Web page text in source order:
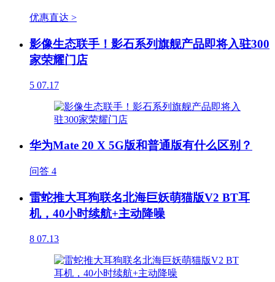
优惠直达 >
影像生态联手！影石系列旗舰产品即将入驻300
家荣耀门店
5 07.17
华为Mate 20 X 5G版和普通版有什么区别？
问答 4
雷蛇推大耳狗联名北海巨妖萌猫版V2 BT耳
机，40小时续航+主动降噪
8 07.13